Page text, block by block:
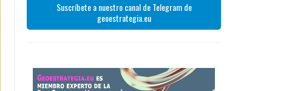
Suscríbete a nuestro canal de Telegram de
geoestrategia.eu